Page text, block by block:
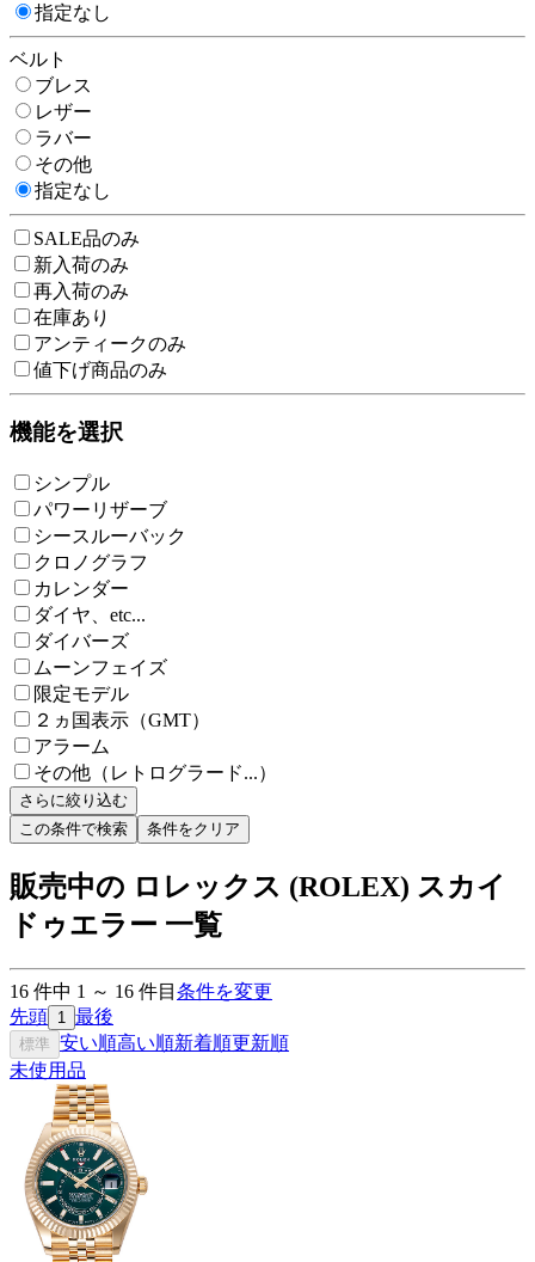
指定なし
ベルト
ブレス
レザー
ラバー
その他
指定なし
SALE品のみ
新入荷のみ
再入荷のみ
在庫あり
アンティークのみ
値下げ商品のみ
機能を選択
シンプル
パワーリザーブ
シースルーバック
クロノグラフ
カレンダー
ダイヤ、etc...
ダイバーズ
ムーンフェイズ
限定モデル
２ヵ国表示（GMT）
アラーム
その他（レトログラード...）
さらに絞り込む
この条件で検索
条件をクリア
販売中の ロレックス (ROLEX) スカイ
ドゥエラー 一覧
16 件中 1 ～ 16 件目 条件を変更
先頭 1 最後
標準 安い順高い順新着順更新順
未使用品